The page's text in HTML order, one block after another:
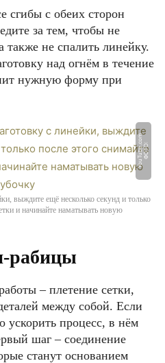
сгибы с обеих сторон
за тем, чтобы не
не спалить линейку.
над огнём в течение
нужную форму при
Ф
О
Т
О:
Y
o
u
T
u
b
e.
c
o
m
выждите ещё несколько секунд и только
и начинайте наматывать новую
рабицы
– плетение сетки,
между собой. Если
ускорить процесс, в нём
шаг – соединение
станут основанием